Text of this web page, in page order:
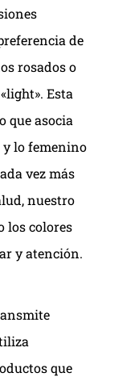
de
rosados o
Esta
que asocia
y lo femenino
vez más
nuestro
los colores
y atención.
que